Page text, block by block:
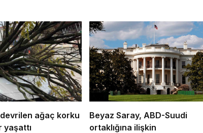
devrilen ağaç korku
yaşattı
Beyaz Saray, ABD-Suudi
ortaklığına ilişkin